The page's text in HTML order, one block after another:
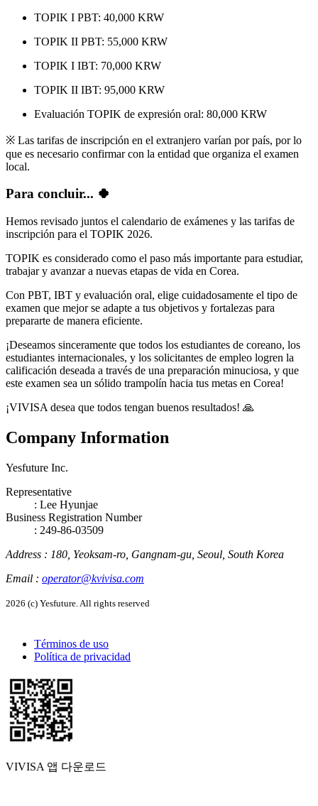
TOPIK I PBT: 40,000 KRW
TOPIK II PBT: 55,000 KRW
TOPIK I IBT: 70,000 KRW
TOPIK II IBT: 95,000 KRW
Evaluación TOPIK de expresión oral: 80,000 KRW
※ Las tarifas de inscripción en el extranjero varían por país, por lo
que es necesario confirmar con la entidad que organiza el examen
local.
Para concluir... 🍀
Hemos revisado juntos el calendario de exámenes y las tarifas de
inscripción para el TOPIK 2026.
TOPIK es considerado como el paso más importante para estudiar,
trabajar y avanzar a nuevas etapas de vida en Corea.
Con PBT, IBT y evaluación oral, elige cuidadosamente el tipo de
examen que mejor se adapte a tus objetivos y fortalezas para
prepararte de manera eficiente.
¡Deseamos sinceramente que todos los estudiantes de coreano, los
estudiantes internacionales, y los solicitantes de empleo logren la
calificación deseada a través de una preparación minuciosa, y que
este examen sea un sólido trampolín hacia tus metas en Corea!
¡VIVISA desea que todos tengan buenos resultados! 🙏
Company Information
Yesfuture Inc.
Representative
: Lee Hyunjae
Business Registration Number
: 249-86-03509
Address : 180, Yeoksam-ro, Gangnam-gu, Seoul, South Korea
Email : operator@kvivisa.com
2026 (c) Yesfuture. All rights reserved
Términos de uso
Política de privacidad
VIVISA 앱 다운로드